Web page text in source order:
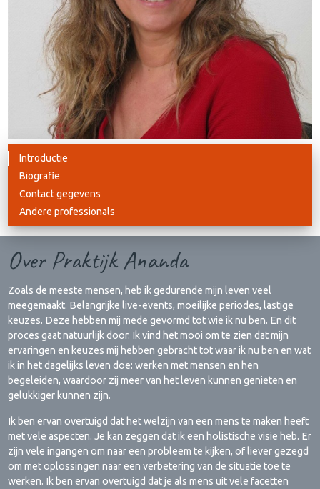
Introductie
Biografie
Contact gegevens
Andere professionals
Over Praktijk Ananda
Zoals de meeste mensen, heb ik gedurende mijn leven veel
meegemaakt. Belangrijke live-events, moeilijke periodes, lastige
keuzes. Deze hebben mij mede gevormd tot wie ik nu ben. En dit
proces gaat natuurlijk door. Ik vind het mooi om te zien dat mijn
ervaringen en keuzes mij hebben gebracht tot waar ik nu ben en wat
ik in het dagelijks leven doe: werken met mensen en hen
begeleiden, waardoor zij meer van het leven kunnen genieten en
gelukkiger kunnen zijn.
Ik ben ervan overtuigd dat het welzijn van een mens te maken heeft
met vele aspecten. Je kan zeggen dat ik een holistische visie heb. Er
zijn vele ingangen om naar een probleem te kijken, of liever gezegd
om met oplossingen naar een verbetering van de situatie toe te
werken. Ik ben ervan overtuigd dat je als mens uit vele facetten